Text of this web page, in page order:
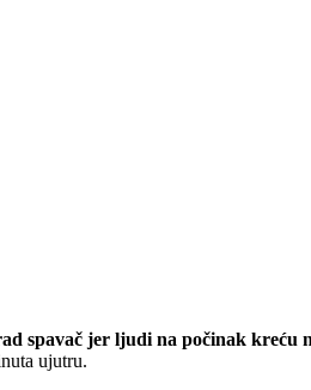
spavač jer ljudi na počinak kreću
ujutru.